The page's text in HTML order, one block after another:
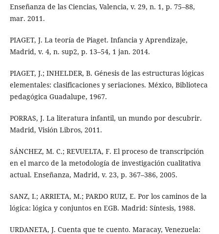
Enseñanza de las Ciencias, Valencia, v. 29, n. 1, p. 75–88,
mar. 2011.
PIAGET, J. La teoría de Piaget. Infancia y Aprendizaje,
Madrid, v. 4, n. sup2, p. 13–54, 1 jan. 2014.
PIAGET, J.; INHELDER, B. Génesis de las estructuras lógicas
elementales: clasificaciones y seriaciones. México, Biblioteca
pedagógica Guadalupe, 1967.
PORRAS, J. La literatura infantil, un mundo por descubrir.
Madrid, Visión Libros, 2011.
SÁNCHEZ, M. C.; REVUELTA, F. El proceso de transcripción
en el marco de la metodología de investigación cualitativa
actual. Enseñanza, Madrid, v. 23, p. 367–386, 2005.
SANZ, I.; ARRIETA, M.; PARDO RUIZ, E. Por los caminos de la
lógica: lógica y conjuntos en EGB. Madrid: Síntesis, 1988.
URDANETA, J. Cuenta que te cuento. Maracay, Venezuela: